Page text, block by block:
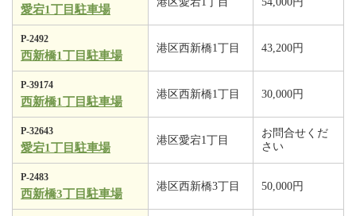
愛宕1丁目駐車場
P-2492
西新橋1丁目駐車場
港区西新橋1丁目 43,200円
P-39174
西新橋1丁目駐車場
港区西新橋1丁目 30,000円
P-32643
愛宕1丁目駐車場
港区愛宕1丁目
お問合せくだ
さい
P-2483
西新橋3丁目駐車場
港区西新橋3丁目 50,000円